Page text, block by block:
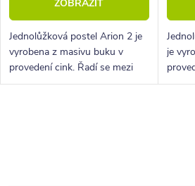
ZOBRAZIT
Jednolůžková postel Arion 2 je
vyrobena z masivu buku v
provedení cink. Řadí se mezi
kvalitní české výrobky
je